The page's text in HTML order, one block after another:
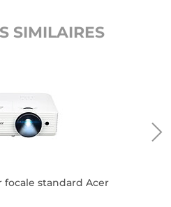
SIMILAIRES
standard Acer